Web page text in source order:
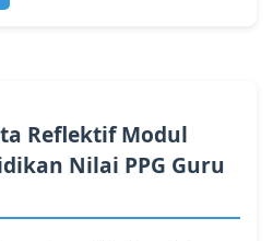
Reflektif Modul
Nilai PPG Guru